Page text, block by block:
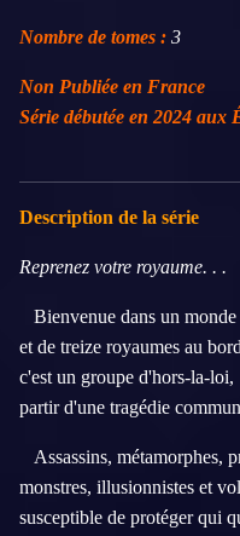
Nombre de tomes : 3
Non Publiée en France
Série débutée en 2024 aux
Description de la série
Reprenez votre royaume. . .
Bienvenue dans un
et de treize royaumes au
c'est un groupe d'hors-la-loi,
partir d'une tragédie
Assassins, métamorphes,
monstres, illusionnistes et
susceptible de protéger qui